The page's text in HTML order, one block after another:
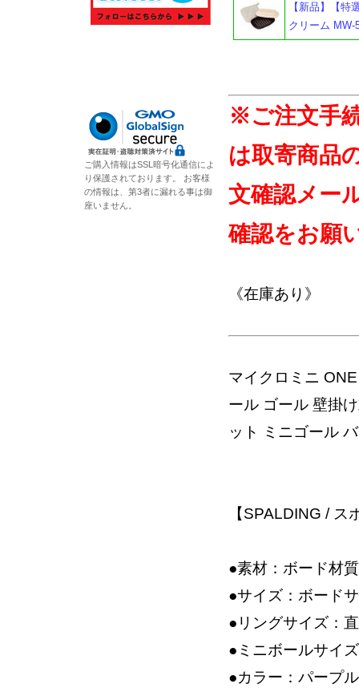
【新品】【
クリーム MW-
※ご注文手
は取寄商品
文確認メー
確認をお願
《在庫あり》
マイクロミニ
ール ゴール 壁掛
ット ミニゴール
【SPALDING / ス
●素材：ボード材
●サイズ：ボード
●リングサイズ：
●ミニボールサイ
●カラー：パープル
ご購入情報はSSL暗号化通信によ
り保護されております。 お客様
の情報は、第3者に漏れる事は御
座いません。